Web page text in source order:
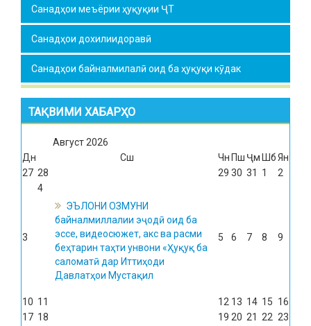
Санадҳои меъёрии ҳуқуқии ҶТ
Санадҳои дохилиидоравӣ
Санадҳои байналмилалӣ оид ба ҳуқуқи кӯдак
ТАҚВИМИ ХАБАРҲО
Август2026
Дн
Сш Чн Пш Ҷм ШбЯн
27 28 29 30 31 1 2
3
4
ЭЪЛОНИ ОЗМУНИ
байналмиллалии эҷодӣ оид ба
эссе, видеосюжет, акс ва расми
беҳтарин таҳти унвони «Ҳуқуқ ба
саломатӣ дар Иттиҳоди
Давлатҳои Мустақил
5 6 7 8 9
10 11 12 13 14 15 16
17 18 19 20 21 22 23